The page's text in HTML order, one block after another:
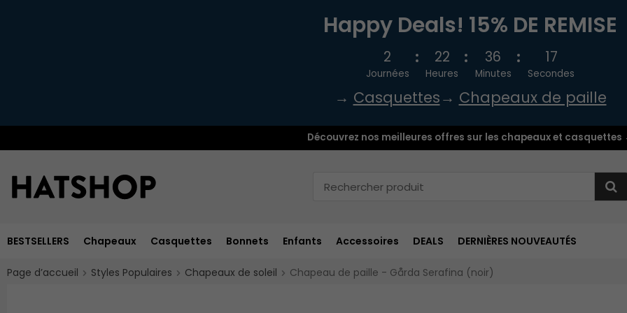
Happy Deals! 15% DE REMISE
2
Journées
22
Heures
36
Minutes
16
Secondes
→ Casquettes→ Chapeaux de paille
Découvrez nos meilleures offres sur les chapeaux et casquettes
BESTSELLERS Chapeaux Casquettes Bonnets Enfants Accessoires DEALS DERNIÈRES NOUVEAUTÉS
Page d’accueil Styles Populaires Chapeaux de soleil Chapeau de paille - Gårda Serafina (noir)